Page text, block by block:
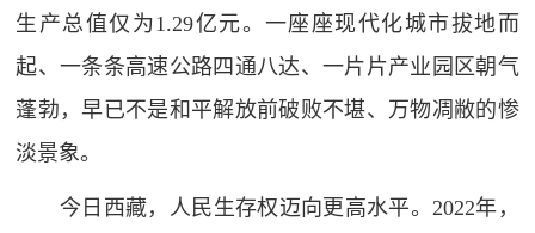
生产总值仅为1.29亿元。一座座现代化城市拔地而
起、一条条高速公路四通八达、一片片产业园区朝气
蓬勃，早已不是和平解放前破败不堪、万物凋敝的惨
淡景象。
今日西藏，人民生存权迈向更高水平。2022年，